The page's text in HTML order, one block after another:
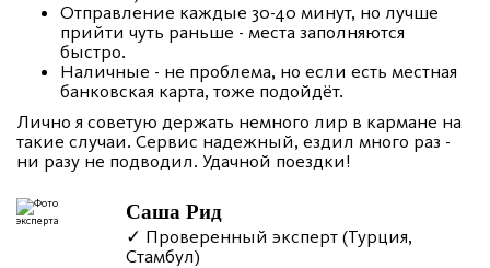
Отправление каждые 30-40 минут, но лучше
прийти чуть раньше - места заполняются
быстро.
Наличные - не проблема, но если есть местная
банковская карта, тоже подойдёт.
Лично я советую держать немного лир в кармане на
такие случаи. Сервис надежный, ездил много раз -
ни разу не подводил. Удачной поездки!
Саша Рид
✓ Проверенный эксперт (Турция,
Стамбул)